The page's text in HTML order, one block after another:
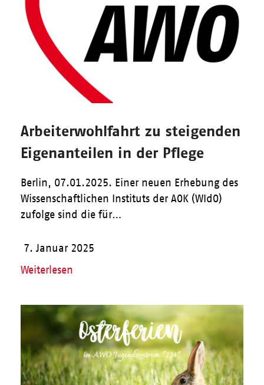
Arbeiterwohlfahrt zu steigenden
Eigenanteilen in der Pflege
Berlin, 07.01.2025. Einer neuen Erhebung des
Wissenschaftlichen Instituts der AOK (WIdO)
zufolge sind die für…
7. Januar 2025
Weiterlesen